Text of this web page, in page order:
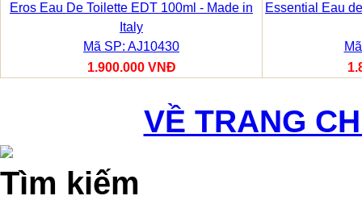
Eros Eau De Toilette EDT 100ml - Made in
Italy
Mã SP: AJ10430
1.900.000 VNĐ
Essential Eau
VỀ TRANG
Tìm kiếm